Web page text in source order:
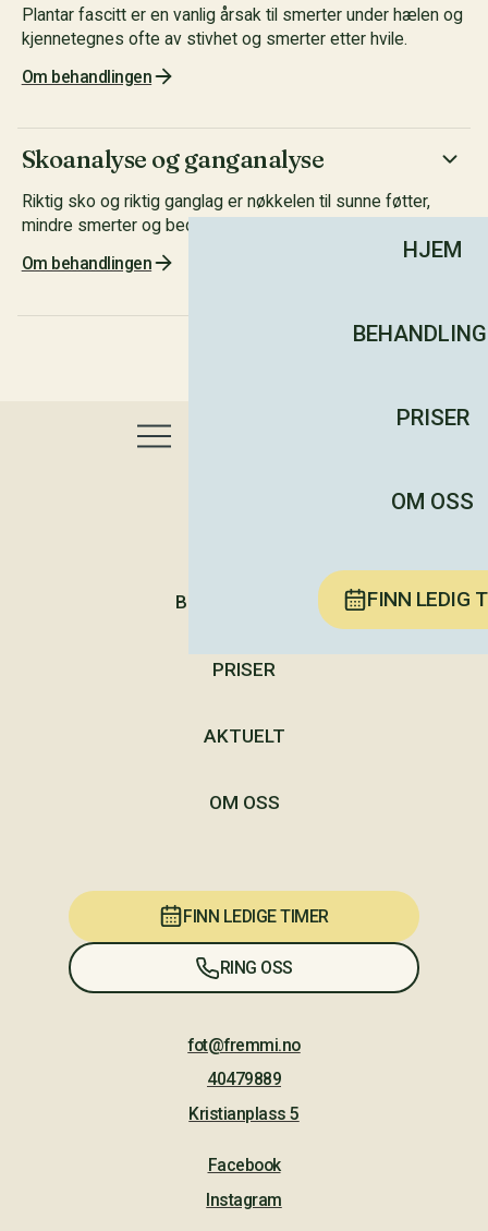
Plantar fascitt er en vanlig årsak til smerter under hælen og
kjennetegnes ofte av stivhet og smerter etter hvile.
Om behandlingen
Skoanalyse og ganganalyse
Riktig sko og riktig ganglag er nøkkelen til sunne føtter,
mindre smerter og bedre bevegelse.
Om behandlingen
HJEM
PRISER
OM OSS
FINN LEDIG
BEHANDLINGER
PRISER
AKTUELT
OM OSS
FINN LEDIGE TIMER
RING OSS
fot@fremmi.no
40479889
Kristianplass 5
Facebook
Instagram